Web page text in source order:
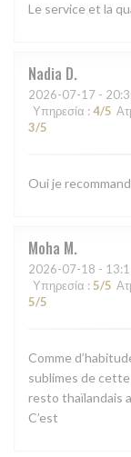
Le service et la
Nadia D
2026-07-17 -
Υπηρεσία : 4/5
3/5
Oui je
Moha M
2026-07-18 -
Υπηρεσία : 5/5
5/5
Comme
sublimes de
resto thaïlandais
C’est